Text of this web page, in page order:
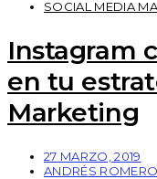
SOCIAL MEDIA
Instagram
en tu
Marketing
27 MARZO, 2019
ANDRÉS ROMERO